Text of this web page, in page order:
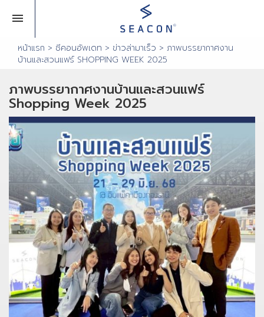
หน้าแรก > ซีคอนอัพเดท > ข่าวล่ามาเร็ว > ภาพบรรยากาศงาน
บ้านและสวนแฟร์ SHOPPING WEEK 2025
ภาพบรรยากาศงานบ้านและสวนแฟร์
Shopping Week 2025